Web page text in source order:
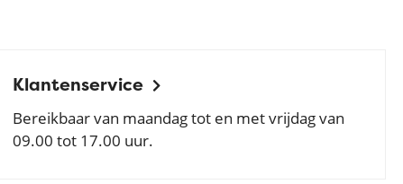
Klantenservice
Bereikbaar van maandag tot en met vrijdag van
09.00 tot 17.00 uur.